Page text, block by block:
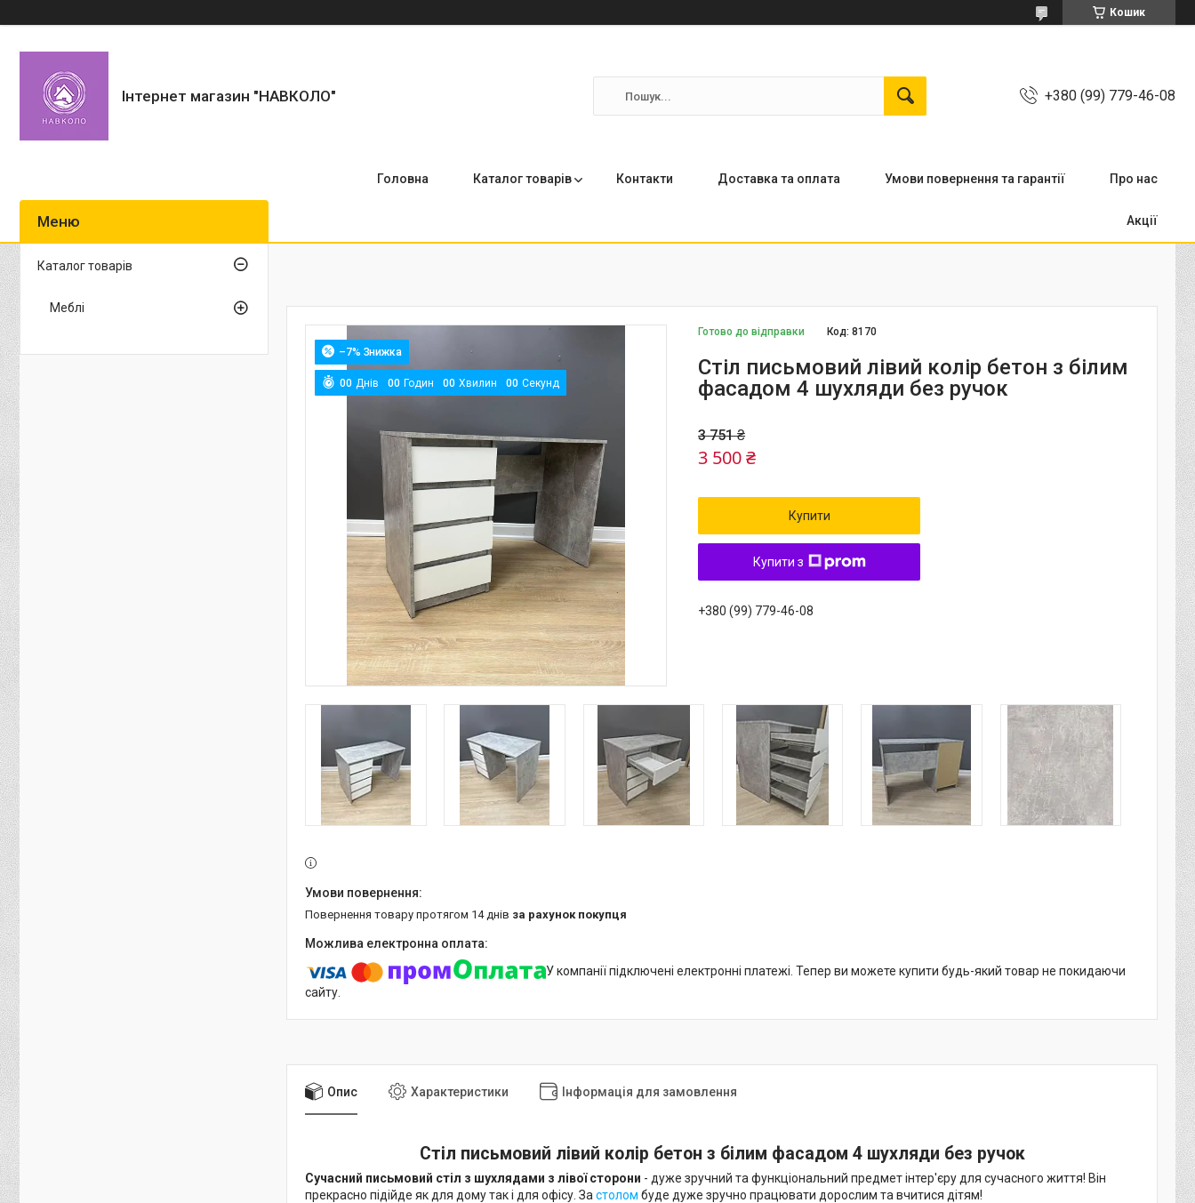
Кошик
Інтернет магазин "НАВКОЛО" +380 (99) 779-46-08
Головна Каталог товарів Контакти Доставка та оплата Умови повернення та гарантії Про нас
Акції
–7%
00 Днів 00 Годин 00 Хвилин 00 Секунд
Готово до відправки Код:8170
Стіл письмовий лівий колір бетон з білим
фасадом 4 шухляди без ручок
3 751 ₴
3 500 ₴
Купити
Купити з
+380 (99) 779-46-08
повернення товару протягом 14 днів за рахунок покупця
У компанії підключені електронні платежі. Тепер ви можете купити будь-який товар не покидаючи
сайту.
Опис Характеристики Інформація для замовлення
Стіл письмовий лівий колір бетон з білим фасадом 4 шухляди без ручок
Сучасний письмовий стіл з шухлядами з лівої сторони - дуже зручний та функціональний предмет інтер'єру для сучасного життя! Він
прекрасно підійде як для дому так і для офісу. За столом буде дуже зручно працювати дорослим та вчитися дітям!
Каталог товарів
Меблі